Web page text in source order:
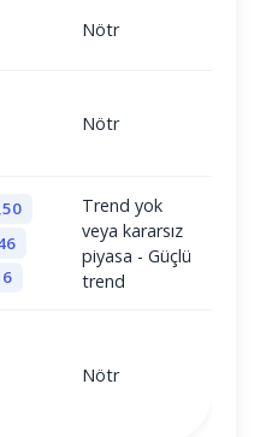
Nötr
Nötr
Trend yok
veya kararsız
piyasa - Güçlü
trend
Nötr